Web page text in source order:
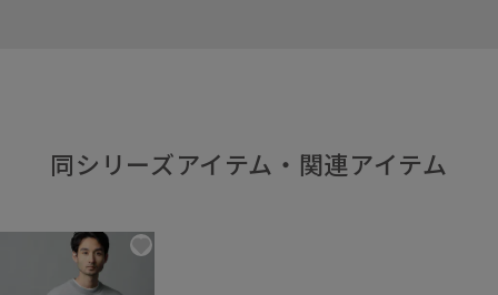
同シリーズアイテム・関連アイテム